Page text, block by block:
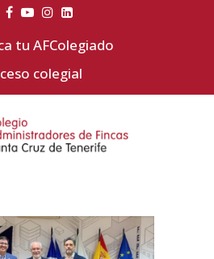
tu AFColegiado
colegial